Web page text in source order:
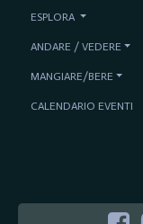
ESPLORA
ANDARE / VEDERE
MANGIARE/BERE
CALENDARIO EVENTI